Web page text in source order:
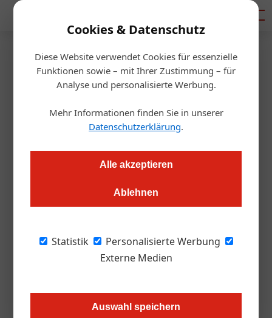
Cookies & Datenschutz
Diese Website verwendet Cookies für essenzielle
Funktionen sowie – mit Ihrer Zustimmung – für
Analyse und personalisierte Werbung.
Mehr Informationen finden Sie in unserer
Datenschutzerklärung.
Alle akzeptieren
Ablehnen
Statistik
Personalisierte Werbung
Externe Medien
Auswahl speichern
Startseite/Gastro & Hotel
Steigenberger Golf Resort
Mallorca verkauft
Das ehemalige Dorint-Hotel hat mit dem Investor ZIBA
Leisure Ltd. einen neuen Eigentümer. Betreiber bleibt
Das Steigenberger Golf Resort Camp del Mar
hat einen Wellnessbereich (1400
Quadratmeter) sowie ein eigenes